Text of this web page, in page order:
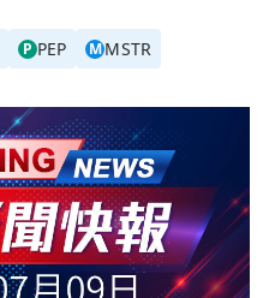
P PEP MMSTR